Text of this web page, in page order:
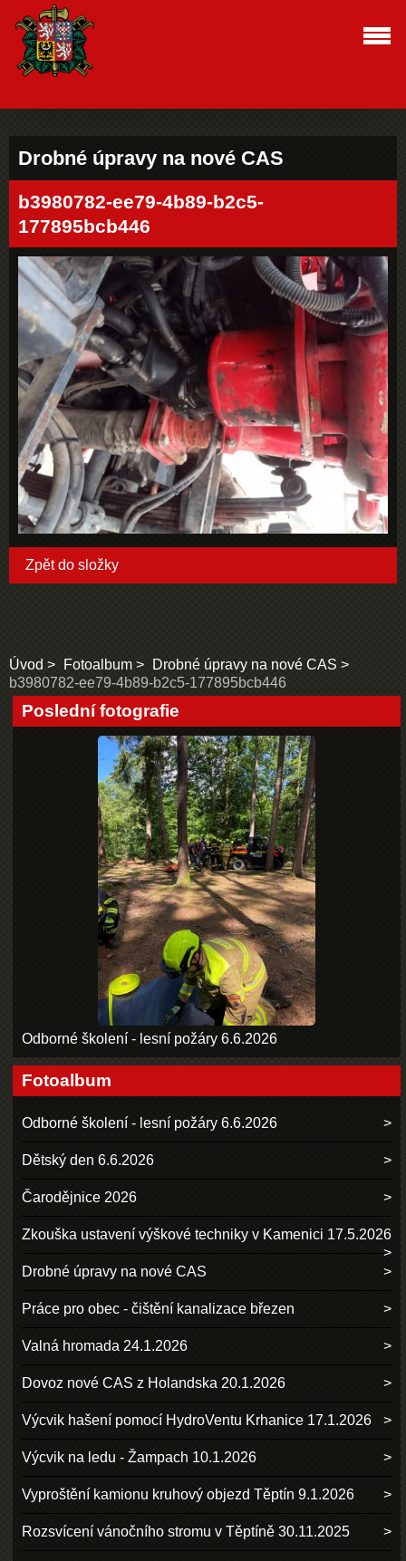
Drobné úpravy na nové CAS
b3980782-ee79-4b89-b2c5-
177895bcb446
Zpět do složky
Úvod Fotoalbum
Drobné úpravy na nové CAS
b3980782-ee79-4b89-b2c5-177895bcb446
Poslední fotografie
Odborné školení - lesní požáry 6.6.2026
Fotoalbum
Odborné školení - lesní požáry 6.6.2026
Dětský den 6.6.2026
Čarodějnice 2026
Zkouška ustavení výškové techniky v Kamenici 17.5.2026
Drobné úpravy na nové CAS
Práce pro obec - čištění kanalizace březen
Valná hromada 24.1.2026
Dovoz nové CAS z Holandska 20.1.2026
Výcvik hašení pomocí HydroVentu Krhanice 17.1.2026
Výcvik na ledu - Žampach 10.1.2026
Vyproštění kamionu kruhový objezd Těptín 9.1.2026
Rozsvícení vánočního stromu v Těptíně 30.11.2025